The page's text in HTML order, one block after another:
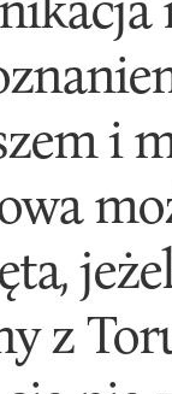
i
z